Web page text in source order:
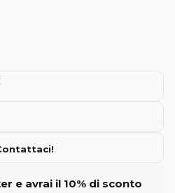
e avrai il 10% di sconto